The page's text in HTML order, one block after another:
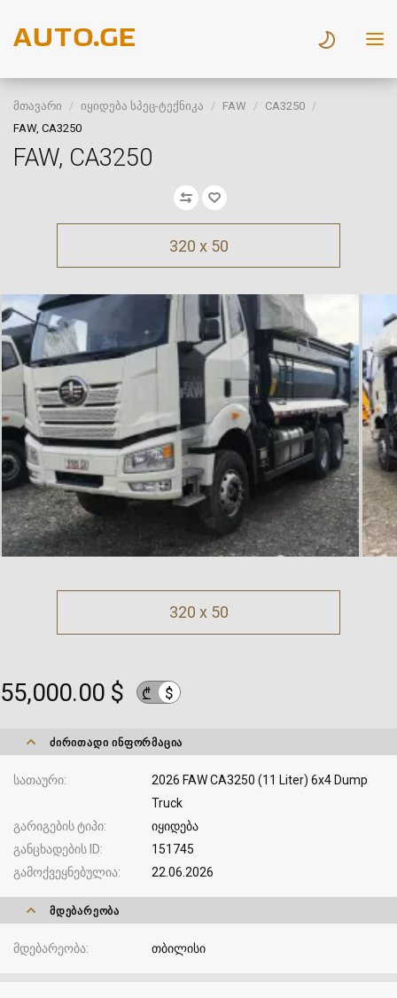
მთავარი იყიდება სპეც-ტექნიკა FAW
CA3250
FAW, CA3250
FAW, CA3250
320 x 50
320 x 50
55,000.00 $ ₾ $
ᲫᲘᲠᲘᲗᲐᲓᲘ ᲘᲜᲤᲝᲠᲛᲐᲪᲘᲐ
სათაური
2026 FAW CA3250 (11 Liter) 6x4 Dump
Truck
გარიგების ტიპი
იყიდება
განცხადების ID
151745
გამოქვეყნებულია
22.06.2026
ᲛᲓᲔᲑᲐᲠᲔᲝᲑᲐ
მდებარეობა თბილისი